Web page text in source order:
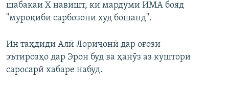
шабакаи Х навишт, ки мардуми ИМА бояд
"муроқиби сарбозони худ бошанд".
Ин таҳдиди Алӣ Лориҷонӣ дар оғози
эътирозҳо дар Эрон буд ва ҳанӯз аз куштори
саросарӣ хабаре набуд.